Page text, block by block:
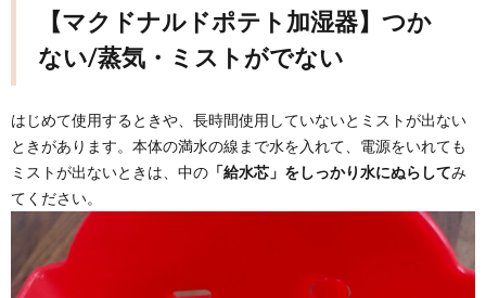
【マクドナルドポテト加湿器】つか
ない/蒸気・ミストがでない
はじめて使用するときや、長時間使用していないとミストが出ない
ときがあります。本体の満水の線まで水を入れて、電源をいれても
ミストが出ないときは、中の 「給水芯」をしっかり水にぬらしてみ
てください。